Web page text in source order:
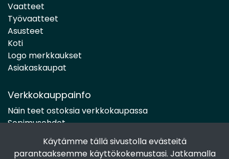
Käytämme tällä sivustolla evästeitä
parantaaksemme käyttökokemustasi. Jatkamalla
Vaatteet
Työvaatteet
Asusteet
Koti
Logo merkkaukset
Asiakaskaupat
Verkkokauppainfo
Näin teet ostoksia verkkokaupassa
Sopimusehdot
Toimitustavat
Maksutavat